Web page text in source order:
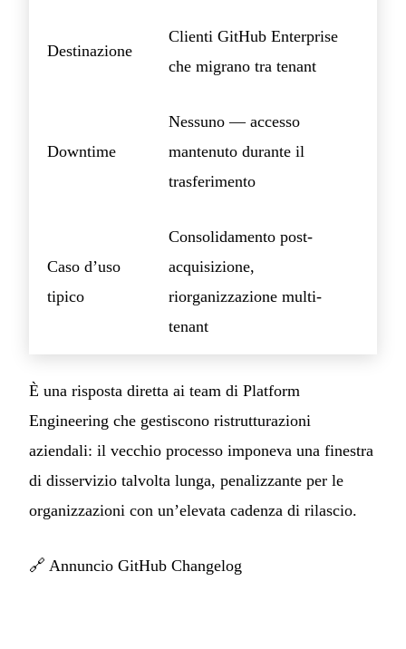
Destinazione
Clienti GitHub Enterprise
che migrano tra tenant
Downtime
Nessuno — accesso
mantenuto durante il
trasferimento
Caso d’uso
tipico
Consolidamento post-
acquisizione,
riorganizzazione multi-
tenant
È una risposta diretta ai team di Platform
Engineering che gestiscono ristrutturazioni
aziendali: il vecchio processo imponeva una finestra
di disservizio talvolta lunga, penalizzante per le
organizzazioni con un’elevata cadenza di rilascio.
🔗 Annuncio GitHub Changelog